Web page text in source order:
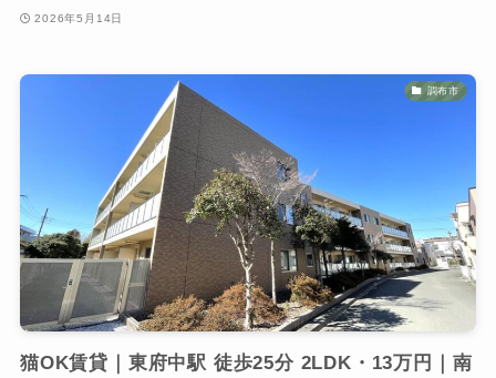
2026年5月14日
調布市
猫OK賃貸｜東府中駅 徒歩25分 2LDK・13万円｜南